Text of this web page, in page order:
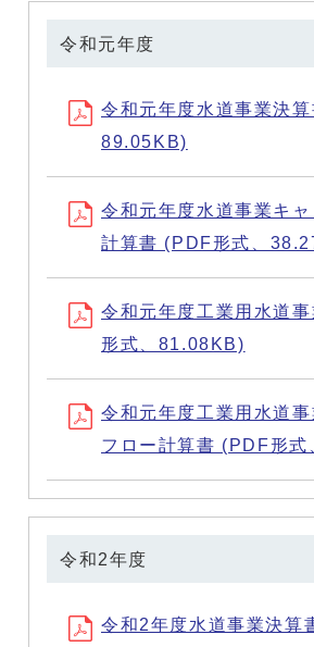
令和元年度
令和元年度水道事業決
89.05KB)
令和元年度水道事業キ
計算書 (PDF形式、
令和元年度工業用水道
形式、81.08KB)
令和元年度工業用水道事
フロー計算書 (PDF形
令和2年度
令和2年度水道事業決算